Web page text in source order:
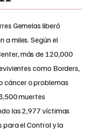
Gemelas liberó
miles. Según el
más de 120,000
como Borders,
cáncer o problemas
muertes
las 2,977 víctimas
para el Control y la